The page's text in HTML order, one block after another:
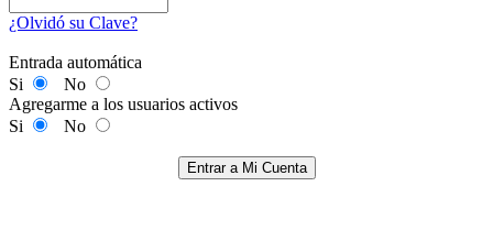
¿Olvidó su Clave?
Entrada automática
Si
No
Agregarme a los usuarios activos
Si
No
Entrar a Mi Cuenta